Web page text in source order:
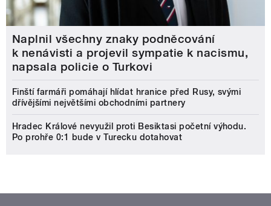
Naplnil všechny znaky podněcování
k nenávisti a projevil sympatie k nacismu,
napsala policie o Turkovi
Finští farmáři pomáhají hlídat hranice před Rusy, svými
dřívějšími největšími obchodními partnery
Hradec Králové nevyužil proti Besiktasi početní výhodu.
Po prohře 0:1 bude v Turecku dotahovat